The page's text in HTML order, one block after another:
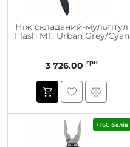
Ніж складаний-мультітул
Flash MT, Urban Grey/Cyan
3 726.00 грн
+166 балів